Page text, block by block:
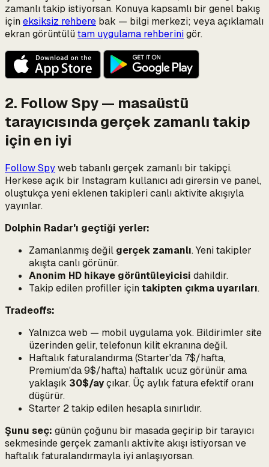
zamanlı takip istiyorsan. Konuya kapsamlı bir genel bakış
içineksiksiz rehbere bak — bilgi merkezi; veya açıklamalı
ekran görüntülütam uygulama rehberinigör.
2. Follow Spy — masaüstü
tarayıcısında gerçek zamanlı takip
için en iyi
Follow Spyweb tabanlı gerçek zamanlı bir takipçi.
Herkese açık bir Instagram kullanıcı adı girersin ve panel,
oluştukça yeni eklenen takipleri canlı aktivite akışıyla
yayınlar.
Dolphin Radar'ı geçtiği yerler:
Zamanlanmış değil gerçek zamanlı. Yeni takipler
akışta canlı görünür.
Anonim HD hikaye görüntüleyicisi dahildir.
Takip edilen profiller içintakipten çıkma uyarıları.
Tradeoffs:
Yalnızca web — mobil uygulama yok. Bildirimler site
üzerinden gelir, telefonun kilit ekranına değil.
Haftalık faturalandırma (Starter'da 7$/hafta,
Premium'da 9$/hafta) haftalık ucuz görünür ama
yaklaşık 30$/ayçıkar. Üç aylık fatura efektif oranı
düşürür.
Starter 2 takip edilen hesapla sınırlıdır.
Şunu seç: günün çoğunu bir masada geçirip bir tarayıcı
sekmesinde gerçek zamanlı aktivite akışı istiyorsan ve
haftalık faturalandırmayla iyi anlaşıyorsan.